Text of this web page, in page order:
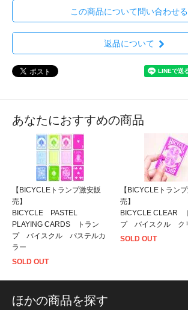
この商品について問い合わせる
返品について
あなたにおすすめの商品
【BICYCLEトランプ激安販
売】
BICYCLE PASTEL
PLAYING CARDS トラン
プ バイスクル パステルカ
ラー
SOLD OUT
【BICYCLEトラン
売】
BICYCLE CLEAR
プ バイスクル ク
SOLD OUT
ほかの商品を探す